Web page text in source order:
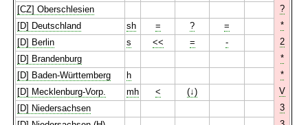
[CZ] Oberschlesien
?
[D] Deutschland
sh = ? =
*
[D] Berlin
s << = -
2
[D] Brandenburg
*
[D] Baden-Württemberg
h
*
[D] Mecklenburg-Vorp.
mh < (↓)
V
[D] Niedersachsen
3